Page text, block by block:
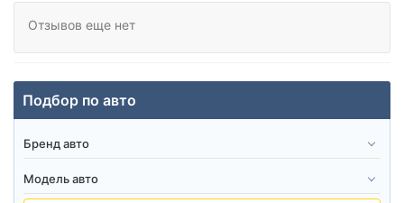
Отзывов еще нет
Подбор по авто